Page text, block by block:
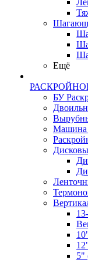
Ещё
БУ
Машина
5"